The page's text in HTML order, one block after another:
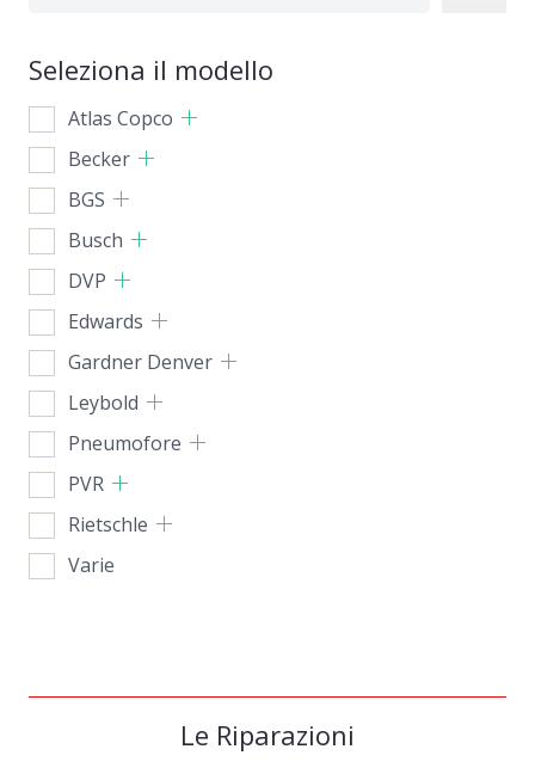
Seleziona il modello
Atlas Copco
Becker
BGS
Busch
DVP
Edwards
Gardner Denver
Leybold
Pneumofore
PVR
Rietschle
Varie
Le Riparazioni